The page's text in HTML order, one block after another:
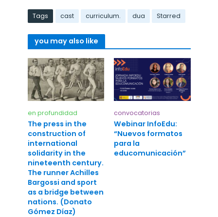
Tags cast curriculum. dua Starred
you may also like
en profundidad
The press in the
construction of
international
solidarity in the
nineteenth century.
The runner Achilles
Bargossi and sport
as a bridge between
nations. (Donato
Gómez Díaz)
convocatorias
Webinar InfoEdu:
“Nuevos formatos
para la
educomunicación”